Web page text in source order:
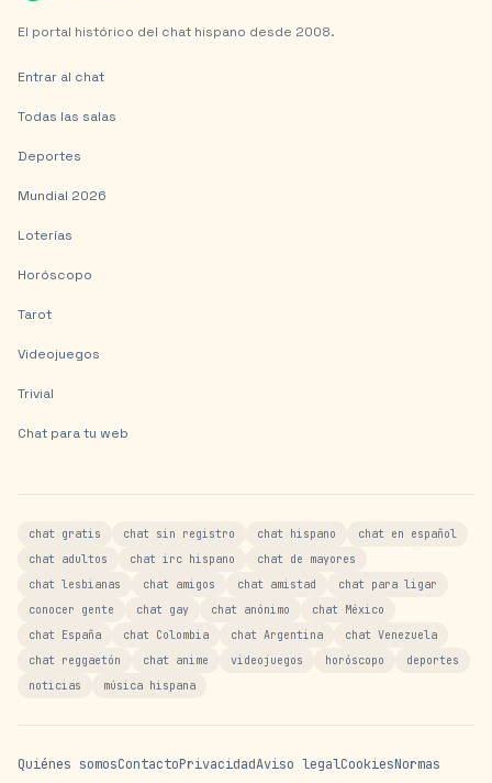
El portal histórico del chat hispano desde 2008.
Entrar al chat
Todas las salas
Deportes
Mundial 2026
Loterías
Horóscopo
Tarot
Videojuegos
Trivial
Chat para tu web
chat gratis chat sin registro chat hispano
chat en español
chat adultos
chat irc hispano
chat de mayores
chat lesbianas
chat amigos chat amistad
chat para ligar
conocer gente
chat gay chat anónimo
chat México
chat España
chat Colombia chat Argentina
chat Venezuela
chat reggaetón
chat anime videojuegos horóscopo
deportes
noticias
música hispana
Quiénes somosContactoPrivacidadAviso legalCookiesNormas